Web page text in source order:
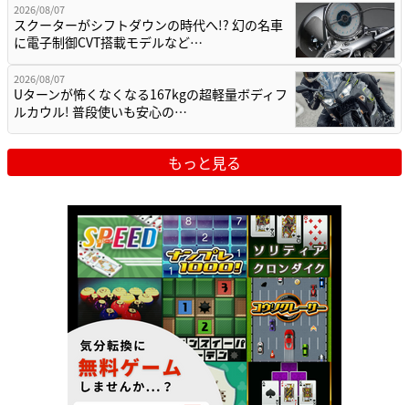
2026/08/07
スクーターがシフトダウンの時代へ!? 幻の名車
に電子制御CVT搭載モデルなど…
2026/08/07
Uターンが怖くなくなる167kgの超軽量ボディフ
ルカウル! 普段使いも安心の…
もっと見る